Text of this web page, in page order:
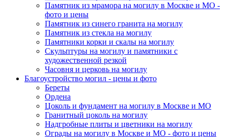
Памятник из мрамора на могилу в Москве и МО -
фото и цены
Памятник из синего гранита на могилу
Памятник из стекла на могилу
Памятники корки и скалы на могилу
Скульптуры на могилу и памятники с
художественной резкой
Часовня и церковь на могилу
Благоустройство могил - цены и фото
Береты
Ордена
Цоколь и фундамент на могилу в Москве и МО
Гранитный цоколь на могилу
Надгробные плиты и цветники на могилу
Ограды на могилу в Москве и МО - фото и цены